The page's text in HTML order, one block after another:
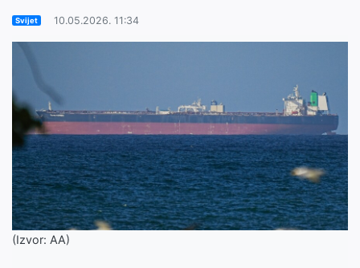
Svijet 10.05.2026. 11:34
(Izvor: AA)